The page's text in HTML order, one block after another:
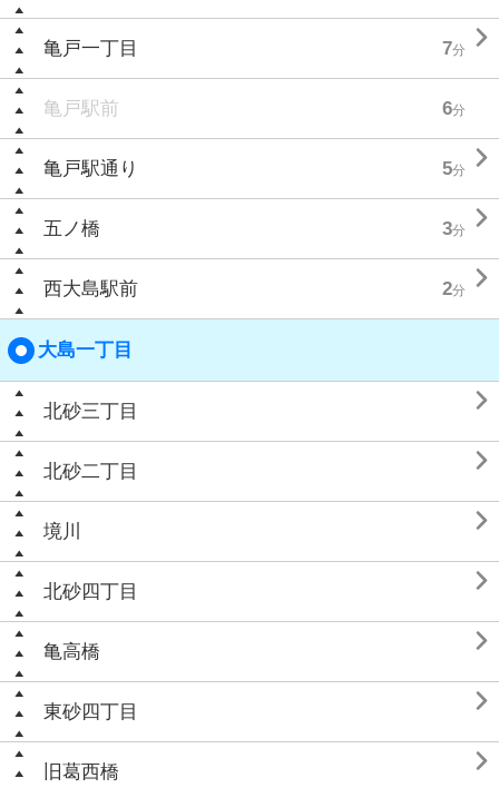
亀戸一丁目 7分 
亀戸駅前 6分
亀戸駅通り 5分 
五ノ橋 3分 
西大島駅前 2分 
大島一丁目
北砂三丁目 
北砂二丁目 
境川 
北砂四丁目 
亀高橋 
東砂四丁目 
旧葛西橋 